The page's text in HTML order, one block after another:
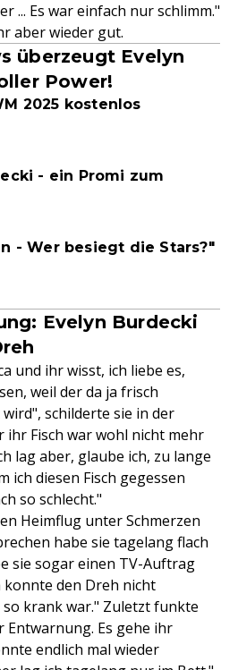
... Es war einfach nur schlimm."
aber wieder gut.
überzeugt Evelyn
Power!
2025 kostenlos
- ein Promi zum
- Wer besiegt die Stars?"
Evelyn Burdecki
und ihr wisst, ich liebe es,
weil der da ja frisch
schilderte sie in der
ihr Fisch war wohl nicht mehr
lag aber, glaube ich, zu lange
ich diesen Fisch gegessen
so schlecht."
Heimflug unter Schmerzen
habe sie tagelang flach
sie sogar einen TV-Auftrag
konnte den Dreh nicht
krank war." Zuletzt funkte
Entwarnung. Es gehe ihr
endlich mal wieder